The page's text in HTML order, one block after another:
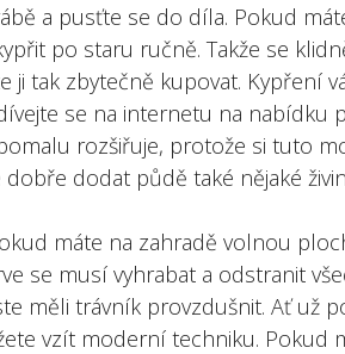
a pusťte se do díla. Pokud
po staru ručně. Takže se
ji tak zbytečně kupovat. Kypření
se na internetu na nabídku
rozšiřuje, protože si tuto
dodat půdě také nějaké
máte na zahradě volnou
se musí vyhrabat a odstranit
měli trávník provzdušnit. Ať už
vzít moderní techniku. Pokud